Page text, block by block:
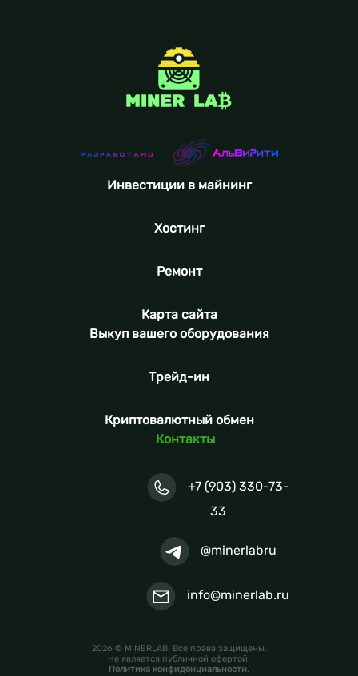
Инвестиции в майнинг
Хостинг
Ремонт
Карта сайта
Выкуп вашего оборудования
Трейд-ин
Криптовалютный обмен
Контакты
+7 (903) 330-73-
33
@minerlabru
info@minerlab.ru
2026 © MINERLAB. Все права защищены.
Не является публичной офертой.
Политика конфиденциальности.